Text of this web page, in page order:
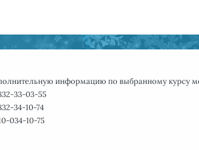
информацию по выбранному курсу
03-55
10-74
10-75